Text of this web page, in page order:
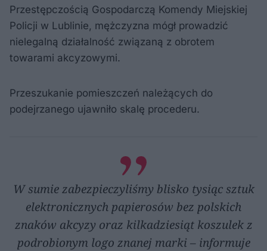
Przestępczością Gospodarczą Komendy Miejskiej
Policji w Lublinie, mężczyzna mógł prowadzić
nielegalną działalność związaną z obrotem
towarami akcyzowymi.
Przeszukanie pomieszczeń należących do
podejrzanego ujawniło skalę procederu.
W sumie zabezpieczyliśmy blisko tysiąc sztuk
elektronicznych papierosów bez polskich
znaków akcyzy oraz kilkadziesiąt koszulek z
podrobionym logo znanej marki – informuje